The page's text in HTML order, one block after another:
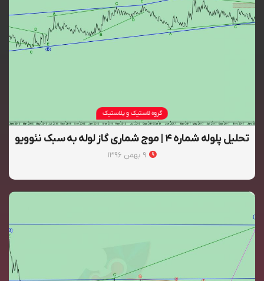
گروه لاستیک و پلاستیک
تحلیل پلوله شماره ۴ | موج شماری گاز لوله به سبک نئوویو